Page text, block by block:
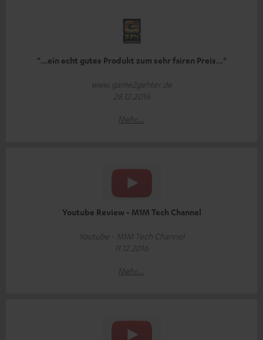
"...ein echt gutes Produkt zum sehr fairen Preis..."
www.game2gehter.de
28.12.2016
Mehr...
Youtube Review - M1M Tech Channel
Youtube - M1M Tech Channel
11.12.2016
Mehr...